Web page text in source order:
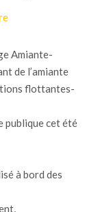
Amiante-
de l’amiante
flottantes-
publique cet été
à bord des